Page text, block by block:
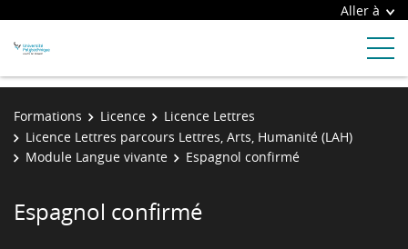
Aller à
Formations Licence
Licence Lettres
Licence Lettres parcours Lettres, Arts, Humanité (LAH)
Module Langue vivante
Espagnol confirmé
Espagnol confirmé